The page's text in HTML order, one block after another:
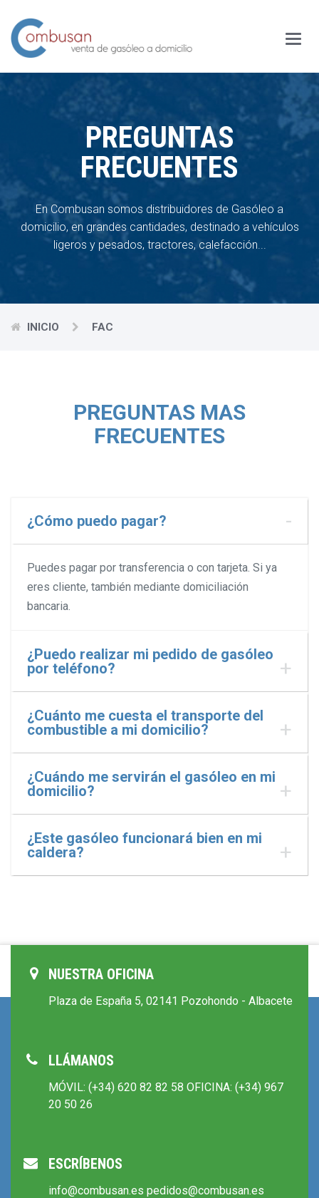
Main
Menu
PREGUNTAS
FRECUENTES
En Combusan somos distribuidores de Gasóleo a
domicilio, en grandes cantidades, destinado a vehículos
ligeros y pesados, tractores, calefacción...
INICIO FAC
PREGUNTAS MAS
FRECUENTES
¿Cómo puedo pagar?
Puedes pagar por transferencia o con tarjeta. Si ya
eres cliente, también mediante domiciliación
bancaria.
¿Puedo realizar mi pedido de gasóleo
por teléfono?
¿Cuánto me cuesta el transporte del
combustible a mi domicilio?
¿Cuándo me servirán el gasóleo en mi
domicilio?
¿Este gasóleo funcionará bien en mi
caldera?
NUESTRA OFICINA
Plaza de España 5, 02141 Pozohondo - Albacete
LLÁMANOS
MÓVIL: (+34) 620 82 82 58 OFICINA: (+34) 967
20 50 26
ESCRÍBENOS
info@combusan.es pedidos@combusan.es